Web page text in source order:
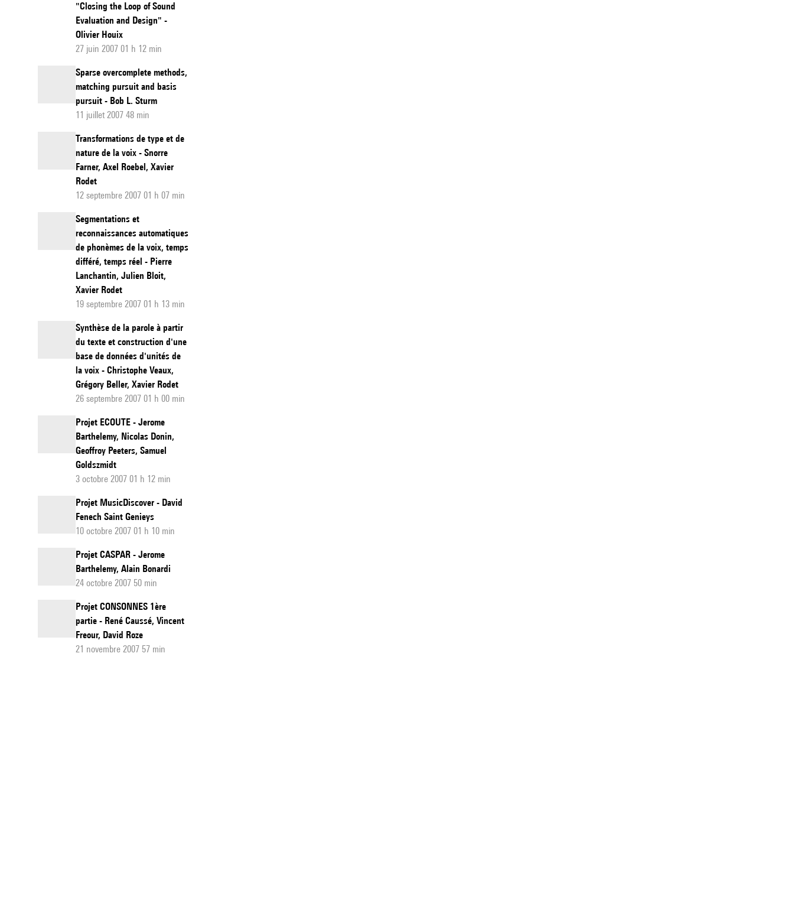
"Closing the Loop of Sound
Evaluation and Design" -
Olivier Houix
27 juin 2007 01 h 12 min
Sparse overcomplete methods,
matching pursuit and basis
pursuit - Bob L. Sturm
11 juillet 2007 48 min
Transformations de type et de
nature de la voix - Snorre
Farner, Axel Roebel, Xavier
Rodet
12 septembre 2007 01 h 07 min
Segmentations et
reconnaissances automatiques
de phonèmes de la voix, temps
différé, temps réel - Pierre
Lanchantin, Julien Bloit,
Xavier Rodet
19 septembre 2007 01 h 13 min
Synthèse de la parole à partir
du texte et construction d'une
base de données d'unités de
la voix - Christophe Veaux,
Grégory Beller, Xavier Rodet
26 septembre 2007 01 h 00 min
Projet ECOUTE - Jerome
Barthelemy, Nicolas Donin,
Geoffroy Peeters, Samuel
Goldszmidt
3 octobre 2007 01 h 12 min
Projet MusicDiscover - David
Fenech Saint Genieys
10 octobre 2007 01 h 10 min
Projet CASPAR - Jerome
Barthelemy, Alain Bonardi
24 octobre 2007 50 min
Projet CONSONNES 1ère
partie - René Caussé, Vincent
Freour, David Roze
21 novembre 2007 57 min